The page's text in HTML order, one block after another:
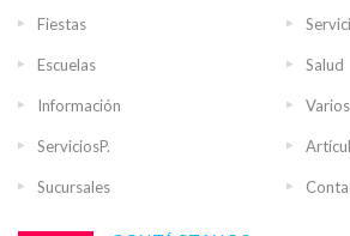
Fiestas
Escuelas Salud
Información Varios
ServiciosP.
Sucursales